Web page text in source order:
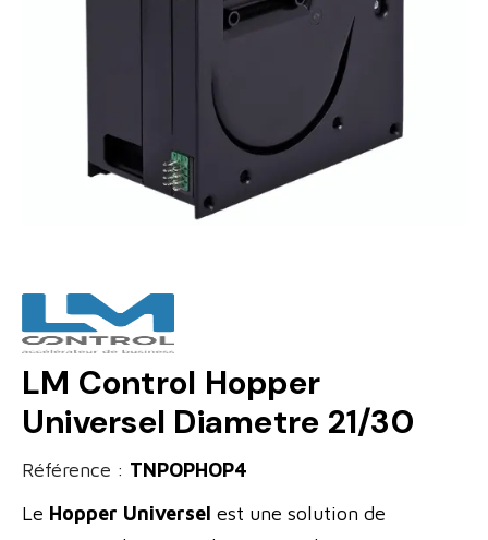
LM Control Hopper
Universel Diametre 21/30
Référence : TNPOPHOP4
Le Hopper Universel est une solution de